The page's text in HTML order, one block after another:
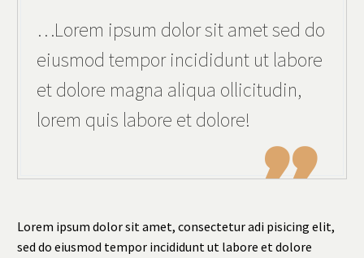
…Lorem ipsum dolor sit amet sed do
eiusmod tempor incididunt ut labore
et dolore magna aliqua ollicitudin,
lorem quis labore et dolore!

Lorem ipsum dolor sit amet, consectetur adi pisicing elit,
sed do eiusmod tempor incididunt ut labore et dolore